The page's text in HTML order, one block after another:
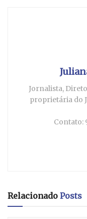
Jornalista,
proprietária do
Contato:
Relacionado Posts